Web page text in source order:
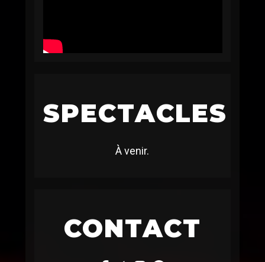
SPECTACLES
À venir.
CONTACT